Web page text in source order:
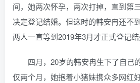
间，她两次怀孕，两次打掉，直到第
决定登记结婚。但这时的韩安冉还不
两人一直等到2019年3月才正式登记结
四月，20岁的韩安冉生下了自己
仅两个月，她抱着小猪妹携众多网红